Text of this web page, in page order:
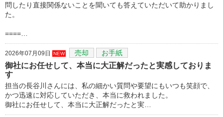
問したり直接関係ないことを聞いても答えていただいて助かりまし
た。
====…
2026年07月09日 NEW 売却 お手紙
御社にお任せして、本当に大正解だったと実感しておりま
す
担当の長谷川さんには、私の細かい質問や要望にもいつも笑顔で、
かつ迅速に対応していただき、本当に救われました。
御社にお任せして、本当に大正解だったと実…